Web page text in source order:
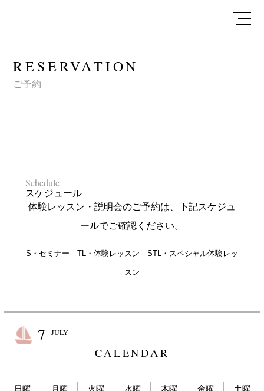
RESERVATION
ご予約
Schedule
スケジュール
体験レッスン・説明会のご予約は、下記スケジュ
ールでご確認ください。
S・セミナー TL・体験レッスン STL・スペシャル体験レッ
スン
7 JULY
CALENDAR
日曜 月曜 火曜 水曜 木曜 金曜
土曜